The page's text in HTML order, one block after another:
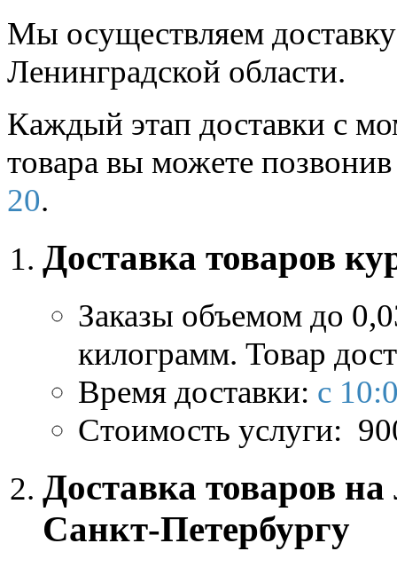
Мы осуществляем
Ленинградской области.
Каждый этап доставки с
товара вы можете
20.
Доставка товаров
Заказы объемом до
килограмм. Товар
Время доставки: с
Стоимость услуги:
Доставка товаров
Санкт-Петербургу